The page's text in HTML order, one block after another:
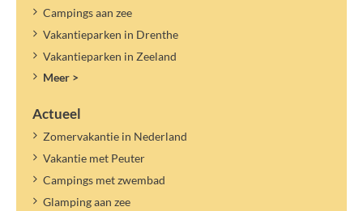
Campings aan zee
Vakantieparken in Drenthe
Vakantieparken in Zeeland
Meer >
Actueel
Zomervakantie in Nederland
Vakantie met Peuter
Campings met zwembad
Glamping aan zee